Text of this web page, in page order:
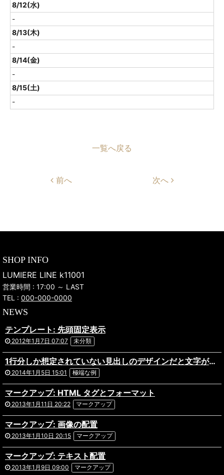
8/12(水)
-
8/13(木)
-
8/14(金)
-
8/15(土)
-
前へ
一覧へ戻る
次へ
SHOP INFO
LUMIERE LINE k11001
営業時間 : 17:00 ～ LAST
TEL : 000-000-0000
NEWS
テンプレート: 先頭固定表示
2012年1月7日 07:07 未分類
1行分しか想定されていない見出しのデザインだと文字がはみ出してしまってあら大変。ものすごく長い日本語のタイトルが付いた記事の表示テストです。複数行になっても問題ないデザインだといいですね。あと前後の記事へのリンクを出力している場合や、パンくずリストを実装している場合なども表示にズレがないか確認しておきましょう。
2014年1月5日 15:01 極端な例
マークアップ: HTML タグとフォーマット
2013年1月11日 20:22 マークアップ
マークアップ: 画像の配置
2013年1月10日 20:15 マークアップ
マークアップ: テキスト配置
2013年1月9日 09:00 マークアップ